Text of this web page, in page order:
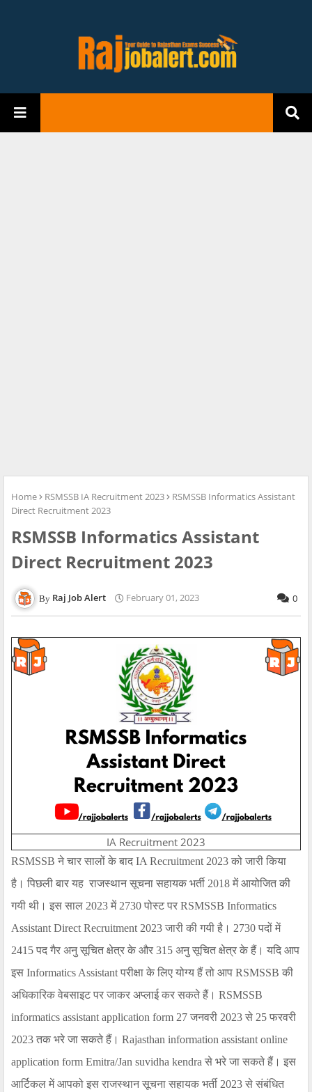
Home RSMSSB IA Recruitment 2023
RSMSSB Informatics Assistant
Direct Recruitment 2023
RSMSSB Informatics Assistant
Direct Recruitment 2023
Raj Job Alert February 01, 2023 0
IA Recruitment 2023
RSMSSB ने चार सालों के बाद IA Recruitment 2023 को जारी किया
है। पिछली बार यह राजस्थान सूचना सहायक भर्ती 2018 में आयोजित की
गयी थी। इस साल 2023 में 2730 पोस्ट पर RSMSSB Informatics
Assistant Direct Recruitment 2023 जारी की गयी है। 2730 पदों में
2415 पद गैर अनु सूचित क्षेत्र के और 315 अनु सूचित क्षेत्र के हैं। यदि आप
इस Informatics Assistant परीक्षा के लिए योग्य हैं तो आप RSMSSB की
अधिकारिक वेबसाइट पर जाकर अप्लाई कर सकते हैं। RSMSSB
informatics assistant application form 27 जनवरी 2023 से 25 फरवरी
2023 तक भरे जा सकते हैं। Rajasthan information assistant online
application form Emitra/Jan suvidha kendra से भरे जा सकते हैं। इस
आर्टिकल में आपको इस राजस्थान सूचना सहायक भर्ती 2023 से संबंधित